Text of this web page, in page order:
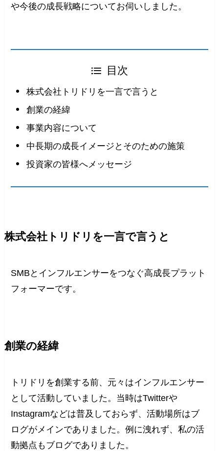
や今後の成長戦略についてお伺いしました。
目次
株式会社トリドリを一言で言うと
創業の経緯
事業内容について
中長期の成長イメージとそのための施策
投資家の皆様へメッセージ
株式会社トリドリを一言で言うと
SMBとインフルエンサーをつなぐ高成長プラット
フォーマーです。
創業の経緯
トリドリを創業する前、元々はインフルエンサー
として活動していました。当時はTwitterや
Instagramなどは普及しておらず、活動場所はブ
ログがメインでありました。例に洩れず、私の活
動拠点もブログでありました。